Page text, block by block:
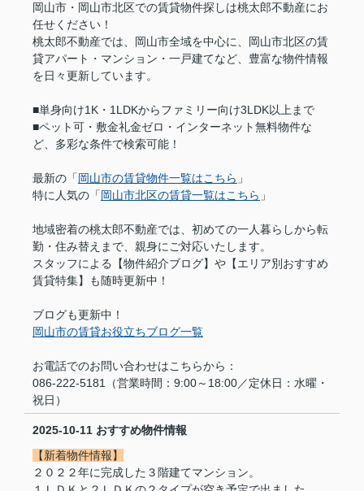
岡山市・岡山市北区での賃貸物件探しは桃太郎不動産にお
任せください！
桃太郎不動産では、岡山市全域を中心に、岡山市北区の賃
貸アパート・マンション・一戸建てなど、豊富な物件情報
を日々更新しています。
■単身向け1K・1LDKからファミリー向け3LDK以上まで
■ペット可・敷金礼金ゼロ・インターネット無料物件な
ど、多彩な条件で検索可能！
最新の「 岡山市の賃貸物件一覧はこちら 」
特に人気の「 岡山市北区の賃貸一覧はこちら 」
地域密着の桃太郎不動産では、初めての一人暮らしから転
勤・住み替えまで、親身にご対応いたします。
スタッフによる【物件紹介ブログ】や【エリア別おすすめ
賃貸特集】も随時更新中！
ブログも更新中！
岡山市の賃貸お役立ちブログ一覧
お電話でのお問い合わせはこちらから：
086-222-5181（営業時間：9:00～18:00／定休日：水曜・
祝日）
2025-10-11 おすすめ物件情報
【新着物件情報】
２０２２年に完成した３階建てマンション。